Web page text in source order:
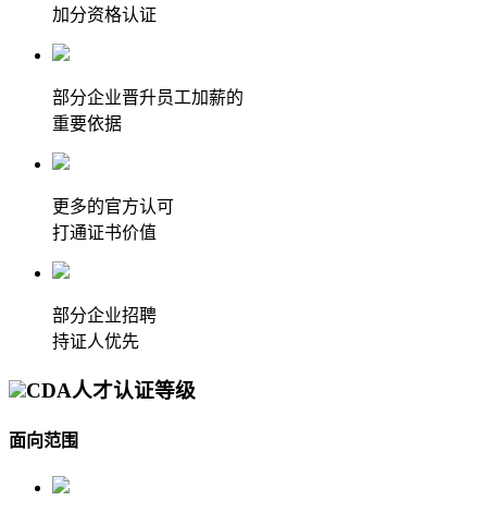
加分资格认证
部分企业晋升员工加薪的
重要依据
更多的官方认可
打通证书价值
部分企业招聘
持证人优先
CDA人才认证等级
面向范围